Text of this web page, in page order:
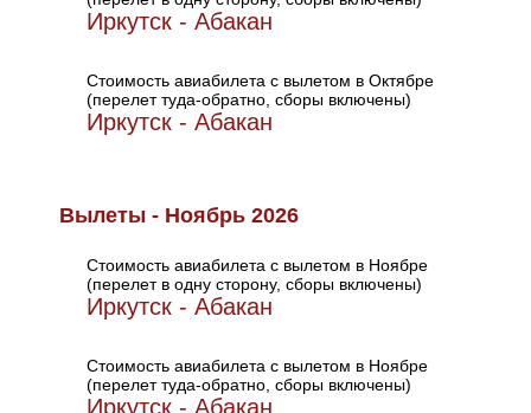
Иркутск - Абакан
Стоимость авиабилета с вылетом в Октябре
(перелет туда-обратно, сборы включены)
Иркутск - Абакан
Вылеты - Ноябрь 2026
Стоимость авиабилета с вылетом в Ноябре
(перелет в одну сторону, сборы включены)
Иркутск - Абакан
Стоимость авиабилета с вылетом в Ноябре
(перелет туда-обратно, сборы включены)
Иркутск - Абакан